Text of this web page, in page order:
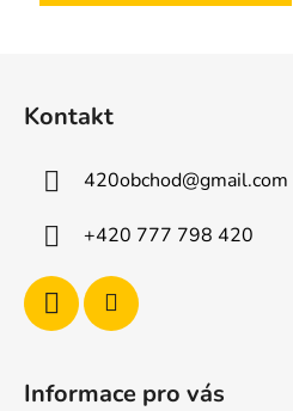
Kontakt
420obchod@gmail.com
+420 777 798 420
Informace pro vás